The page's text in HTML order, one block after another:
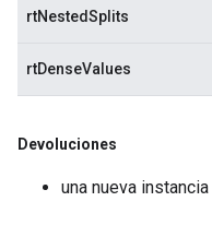
rtNestedSplits
rtDenseValues
Devoluciones
una nueva